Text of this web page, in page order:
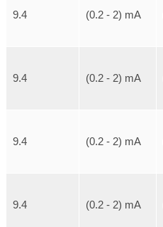
9.4 (0.2 - 2) mA
9.4 (0.2 - 2) mA
9.4 (0.2 - 2) mA
9.4 (0.2 - 2) mA